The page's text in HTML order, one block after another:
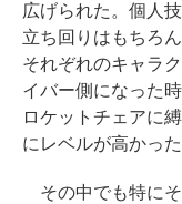
広げられた。個人
立ち回りはもちろ
それぞれのキャラ
イバー側になった
ロケットチェアに
にレベルが高かった
その中でも特に